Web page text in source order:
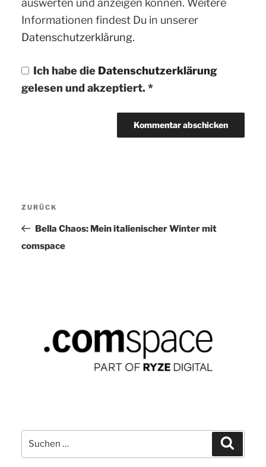
Informationen findest Du in unserer
Datenschutzerklärung.
Ich habe die Datenschutzerklärung
gelesen und akzeptiert. *
Vorheriger
Beitrag
ZURÜCK
Bella Chaos: Mein italienischer Winter mit
comspace
Suchen
nach: